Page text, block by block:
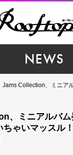
NEWS
Jams Collection、ミニアルバム発売決定！ リード曲「夏
、ミニアルバム
ちゃいマッスル